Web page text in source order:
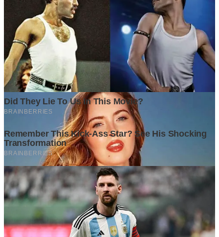
Kontributor
Penyuka detail yang percaya bahwa setiap tulisan punya nyawa.
Bertugas merangkai ide menjadi cerita yang mengalir, memastikan
setiap titik dan koma berada di tempat yang tepat untuk kenyamanan
membacamu
Komentar (0)
Tulis Komentar
Belum ada komentar. Jadilah yang pertama!